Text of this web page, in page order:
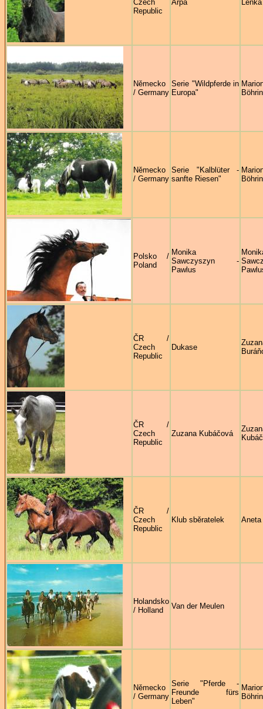
Czech
Republic
Arpa
Německo
/ Germany
Serie "Wildpferde in
Europa"
Německo
/ Germany
Serie "Kalblüter -
sanfte Riesen"
Polsko /
Poland
Monika
Sawczyszyn -
Pawlus
ČR /
Czech
Republic
Dukase
ČR /
Czech
Republic
Zuzana Kubáčová
ČR /
Czech
Republic
Klub sběratelek Aneta
Holandsko
/ Holland
Van der Meulen
Německo
/ Germany
Serie "Pferde -
Freunde fürs
Leben"